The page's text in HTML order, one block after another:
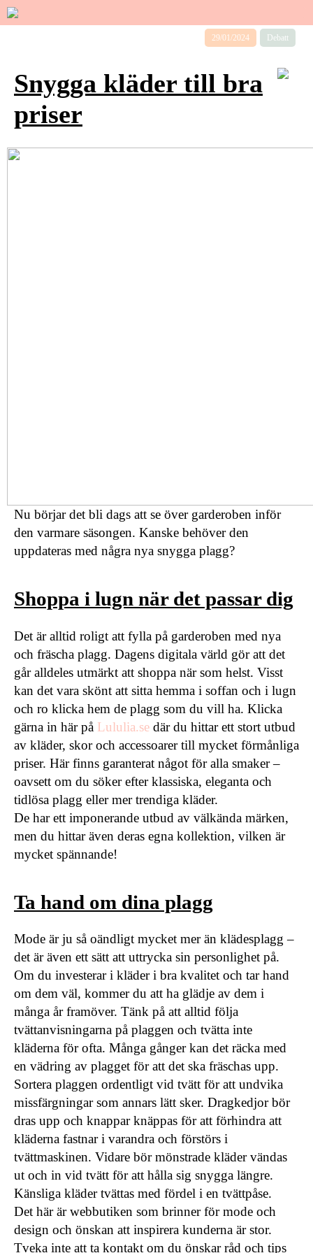
29/01/2024 Debatt
Snygga kläder till bra
priser
Nu börjar det bli dags att se över garderoben inför
den varmare säsongen. Kanske behöver den
uppdateras med några nya snygga plagg?
Shoppa i lugn när det passar dig
Det är alltid roligt att fylla på garderoben med nya
och fräscha plagg. Dagens digitala värld gör att det
går alldeles utmärkt att shoppa när som helst. Visst
kan det vara skönt att sitta hemma i soffan och i lugn
och ro klicka hem de plagg som du vill ha. Klicka
gärna in här på Lululia.se där du hittar ett stort utbud
av kläder, skor och accessoarer till mycket förmånliga
priser. Här finns garanterat något för alla smaker ­–
oavsett om du söker efter klassiska, eleganta och
tidlösa plagg eller mer trendiga kläder.
De har ett imponerande utbud av välkända märken,
men du hittar även deras egna kollektion, vilken är
mycket spännande!
Ta hand om dina plagg
Mode är ju så oändligt mycket mer än klädesplagg –
det är även ett sätt att uttrycka sin personlighet på.
Om du investerar i kläder i bra kvalitet och tar hand
om dem väl, kommer du att ha glädje av dem i
många år framöver. Tänk på att alltid följa
tvättanvisningarna på plaggen och tvätta inte
kläderna för ofta. Många gånger kan det räcka med
en vädring av plagget för att det ska fräschas upp.
Sortera plaggen ordentligt vid tvätt för att undvika
missfärgningar som annars lätt sker. Dragkedjor bör
dras upp och knappar knäppas för att förhindra att
kläderna fastnar i varandra och förstörs i
tvättmaskinen. Vidare bör mönstrade kläder vändas
ut och in vid tvätt för att hålla sig snygga längre.
Känsliga kläder tvättas med fördel i en tvättpåse.
Det här är webbutiken som brinner för mode och
design och önskan att inspirera kunderna är stor.
Tveka inte att ta kontakt om du önskar råd och tips